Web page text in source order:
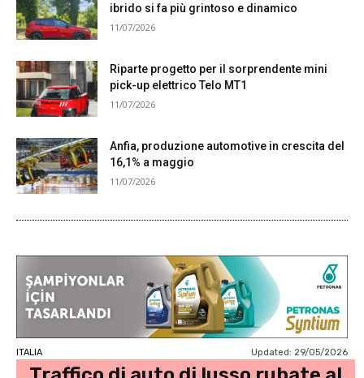
ibrido si fa più grintoso e dinamico
11/07/2026
Riparte progetto per il sorprendente mini
pick-up elettrico Telo MT1
11/07/2026
Anfia, produzione automotive in crescita del
16,1% a maggio
11/07/2026